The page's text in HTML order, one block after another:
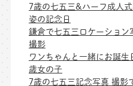
7歳の七五三&ハーフ成人
姿の記念日
鎌倉で七五三ロケーショ
撮影
ワンちゃんと一緒にお誕
歳女の子
7歳の七五三記念写真 撮影